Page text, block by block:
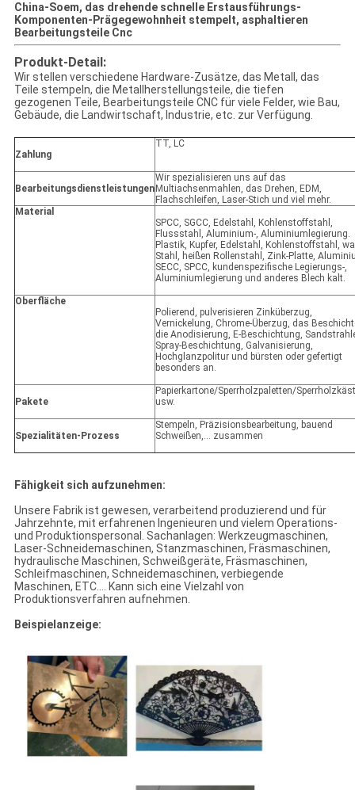
China-Soem, das drehende schnelle Erstausführungs-
Komponenten-Prägegewohnheit stempelt, asphaltieren
Bearbeitungsteile Cnc
Produkt-Detail:
Wir stellen verschiedene Hardware-Zusätze, das Metall, das
Teile stempeln, die Metallherstellungsteile, die tiefen
gezogenen Teile, Bearbeitungsteile CNC für viele Felder, wie Bau,
Gebäude, die Landwirtschaft, Industrie, etc. zur Verfügung.
Zahlung
TT, LC
Bearbeitungsdienstleistungen
Wir spezialisieren uns auf das
Multiachsenmahlen, das Drehen, EDM,
Flachschleifen, Laser-Stich und viel mehr.
Material
SPCC, SGCC, Edelstahl, Kohlenstoffstahl,
Flussstahl, Aluminium-, Aluminiumlegierung.
Plastik, Kupfer, Edelstahl, Kohlenstoffstahl,
Stahl, heißen Rollenstahl, Zink-Platte,
SECC, SPCC, kundenspezifische Legierungs-,
Aluminiumlegierung und anderes Blech kalt.
Oberfläche
Polierend, pulverisieren Zinküberzug,
Vernickelung, Chrome-Überzug, das
die Anodisierung, E-Beschichtung,
Spray-Beschichtung, Galvanisierung,
Hochglanzpolitur und bürsten oder gefertigt
besonders an.
Pakete
Papierkartone/Sperrholzpaletten/
usw.
Spezialitäten-Prozess
Stempeln, Präzisionsbearbeitung, bauend
Schweißen,… zusammen
Fähigkeit sich aufzunehmen:
Unsere Fabrik ist gewesen, verarbeitend produzierend und für
Jahrzehnte, mit erfahrenen Ingenieuren und vielem Operations-
und Produktionspersonal. Sachanlagen: Werkzeugmaschinen,
Laser-Schneidemaschinen, Stanzmaschinen, Fräsmaschinen,
hydraulische Maschinen, Schweißgeräte, Fräsmaschinen,
Schleifmaschinen, Schneidemaschinen, verbiegende
Maschinen, ETC…. Kann sich eine Vielzahl von
Produktionsverfahren aufnehmen.
Beispielanzeige: